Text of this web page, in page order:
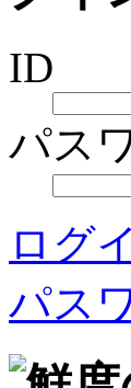
ID
パス
ログ
パス